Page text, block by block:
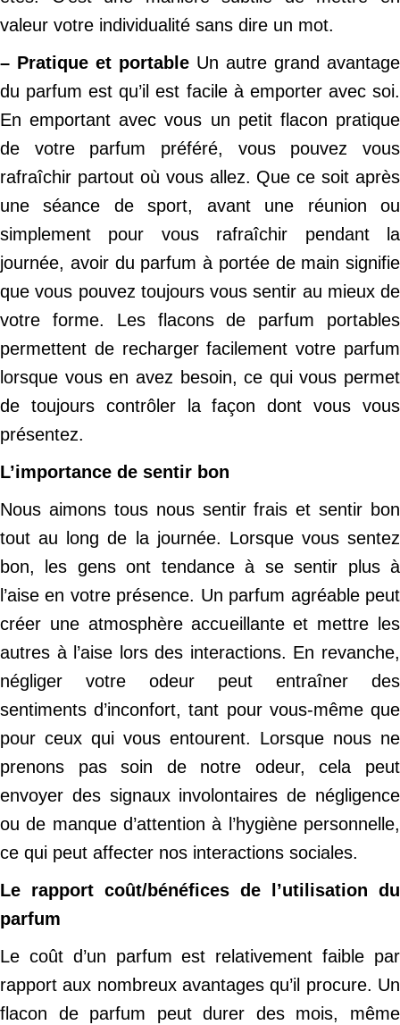
valeur votre individualité sans dire un mot.
– Pratique et portable Un autre grand avantage
du parfum est qu’il est facile à emporter avec soi.
En emportant avec vous un petit flacon pratique
de votre parfum préféré, vous pouvez vous
rafraîchir partout où vous allez. Que ce soit après
une séance de sport, avant une réunion ou
simplement pour vous rafraîchir pendant la
journée, avoir du parfum à portée de main signifie
que vous pouvez toujours vous sentir au mieux de
votre forme. Les flacons de parfum portables
permettent de recharger facilement votre parfum
lorsque vous en avez besoin, ce qui vous permet
de toujours contrôler la façon dont vous vous
présentez.
L’importance de sentir bon
Nous aimons tous nous sentir frais et sentir bon
tout au long de la journée. Lorsque vous sentez
bon, les gens ont tendance à se sentir plus à
l’aise en votre présence. Un parfum agréable peut
créer une atmosphère accueillante et mettre les
autres à l’aise lors des interactions. En revanche,
négliger votre odeur peut entraîner des
sentiments d’inconfort, tant pour vous-même que
pour ceux qui vous entourent. Lorsque nous ne
prenons pas soin de notre odeur, cela peut
envoyer des signaux involontaires de négligence
ou de manque d’attention à l’hygiène personnelle,
ce qui peut affecter nos interactions sociales.
Le rapport coût/bénéfices de l’utilisation du
parfum
Le coût d’un parfum est relativement faible par
rapport aux nombreux avantages qu’il procure. Un
flacon de parfum peut durer des mois, même